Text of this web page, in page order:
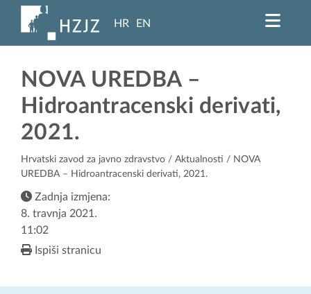
HR EN
NOVA UREDBA –
Hidroantracenski derivati,
2021.
Hrvatski zavod za javno zdravstvo / Aktualnosti / NOVA
UREDBA – Hidroantracenski derivati, 2021.
Zadnja izmjena:
8. travnja 2021.
11:02
Ispiši stranicu